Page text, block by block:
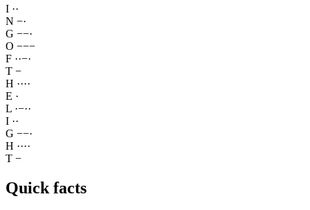
I ··
N −·
G −−·
O −−−
F ··−·
T −
H ····
E ·
L ·−··
I ··
G −−·
H ····
T −
Quick facts